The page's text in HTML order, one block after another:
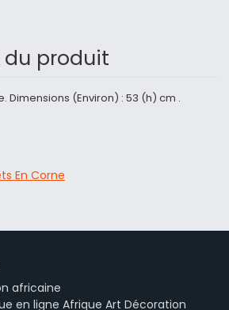
du produit
Dimensions (Environ) : 53 (h) cm .
En Corne
africaine
en ligne Afrique Art Décoration